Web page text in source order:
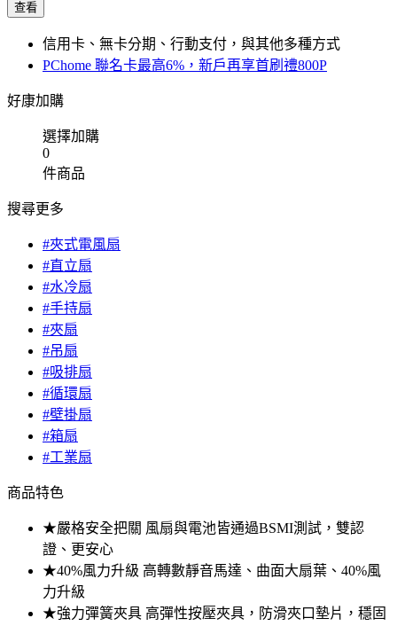
查看
信用卡、無卡分期、行動支付，與其他多種方式
PChome 聯名卡最高6%，新戶再享首刷禮800P
好康加購
選擇加購
0
件商品
搜尋更多
#夾式電風扇
#直立扇
#水冷扇
#手持扇
#夾扇
#吊扇
#吸排扇
#循環扇
#壁掛扇
#箱扇
#工業扇
商品特色
★嚴格安全把關 風扇與電池皆通過BSMI測試，雙認
證、更安心
★40%風力升級 高轉數靜音馬達、曲面大扇葉、40%風
力升級
★強力彈簧夾具 高彈性按壓夾具，防滑夾口墊片，穩固